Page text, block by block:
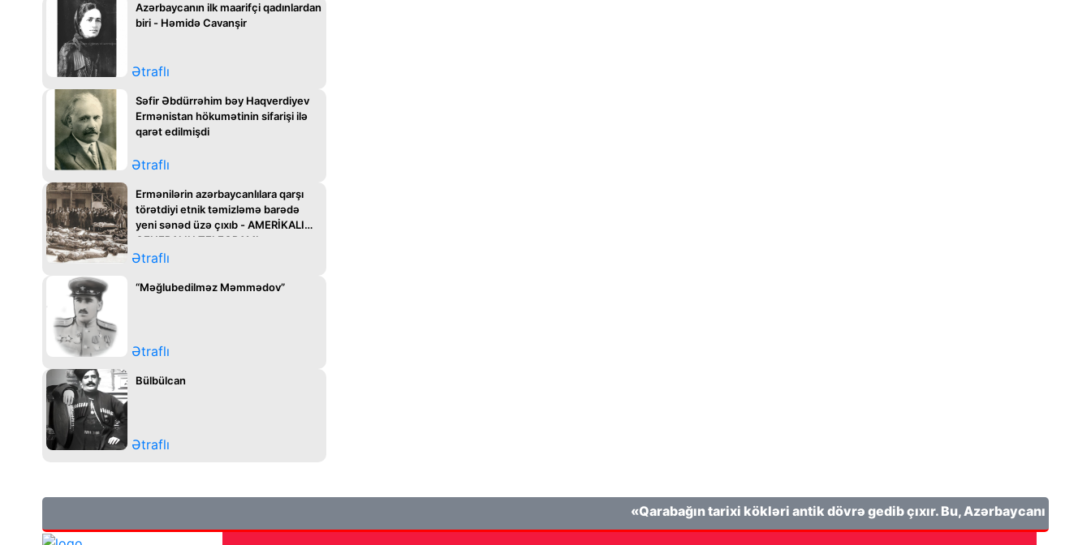
Azərbaycanın ilk maarifçi qadınlardan
biri - Həmidə Cavanşir
Ətraflı
Səfir Əbdürrəhim bəy Haqverdiyev
Ermənistan hökumətinin sifarişi ilə
qarət edilmişdi
Ətraflı
Ermənilərin azərbaycanlılara qarşı
törətdiyi etnik təmizləmə barədə
yeni sənəd üzə çıxıb - AMERİKALI
GENERALIN TELEQRAMI
Ətraflı
“Məğlubedilməz Məmmədov”
Ətraflı
Bülbülcan
Ətraflı
«Qarabağın tarixi kökləri antik dövrə gedib çıxır. Bu, Azərbaycanın tarixi